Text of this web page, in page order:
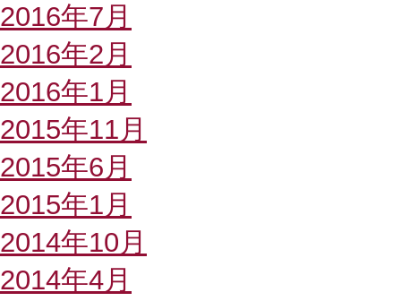
2016年7月
2016年2月
2016年1月
2015年11月
2015年6月
2015年1月
2014年10月
2014年4月